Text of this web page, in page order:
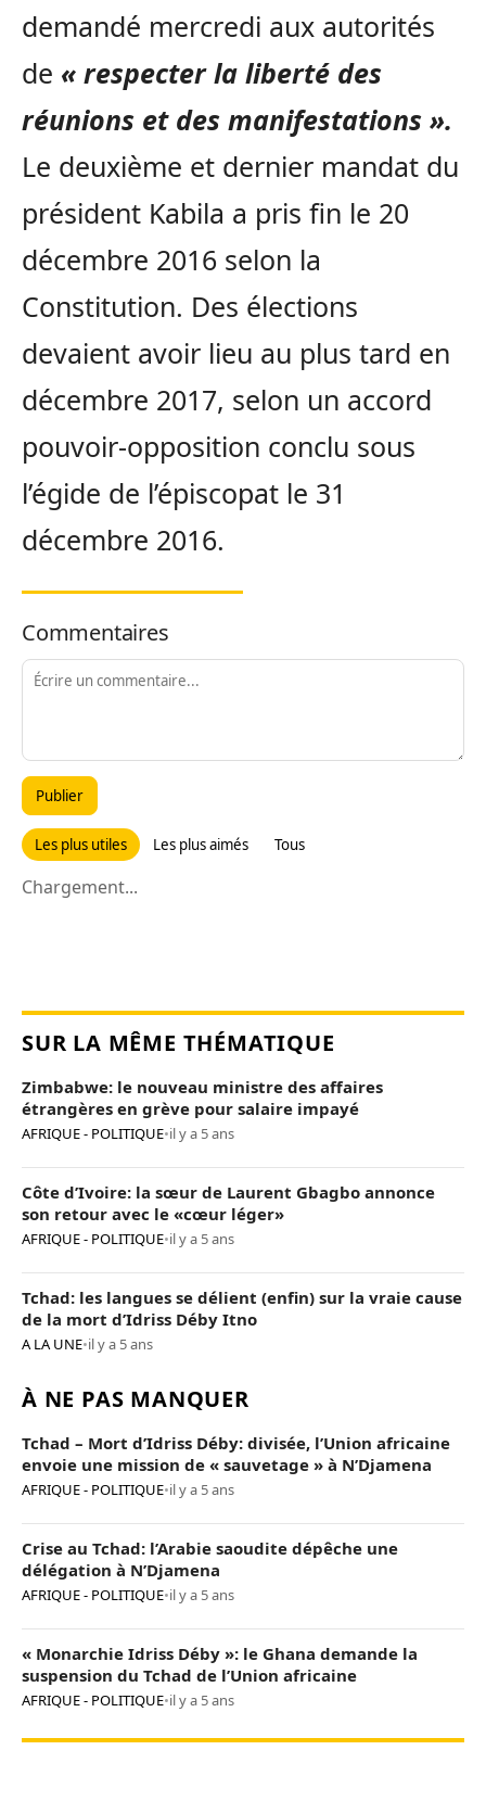
demandé mercredi aux autorités
de « respecter la liberté des
réunions et des manifestations ».
Le deuxième et dernier mandat du
président Kabila a pris fin le 20
décembre 2016 selon la
Constitution. Des élections
devaient avoir lieu au plus tard en
décembre 2017, selon un accord
pouvoir-opposition conclu sous
l’égide de l’épiscopat le 31
décembre 2016.
Commentaires
Publier
Les plus utiles Les plus aimés Tous
Chargement...
SUR LA MÊME THÉMATIQUE
Zimbabwe: le nouveau ministre des affaires
étrangères en grève pour salaire impayé
AFRIQUE - POLITIQUE•il y a 5 ans
Côte d’Ivoire: la sœur de Laurent Gbagbo annonce
son retour avec le «cœur léger»
AFRIQUE - POLITIQUE•il y a 5 ans
Tchad: les langues se délient (enfin) sur la vraie cause
de la mort d’Idriss Déby Itno
A LA UNE•il y a 5 ans
À NE PAS MANQUER
Tchad – Mort d’Idriss Déby: divisée, l’Union africaine
envoie une mission de « sauvetage » à N’Djamena
AFRIQUE - POLITIQUE•il y a 5 ans
Crise au Tchad: l’Arabie saoudite dépêche une
délégation à N’Djamena
AFRIQUE - POLITIQUE•il y a 5 ans
« Monarchie Idriss Déby »: le Ghana demande la
suspension du Tchad de l’Union africaine
AFRIQUE - POLITIQUE•il y a 5 ans